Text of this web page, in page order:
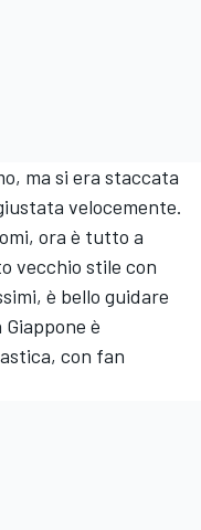
ma si era staccata
velocemente.
ora è tutto a
vecchio stile con
è bello guidare
è
con fan